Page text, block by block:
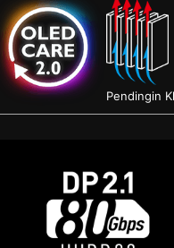
Pendingin